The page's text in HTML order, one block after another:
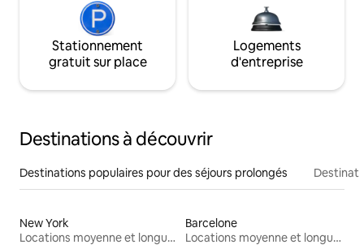
Stationnement
gratuit sur place
Logements
d'entreprise
Destinations à découvrir
Destinations populaires pour des séjours prolongés
New York
Locations moyenne et longue durée
Barcelone
Locations moyenne et longue durée